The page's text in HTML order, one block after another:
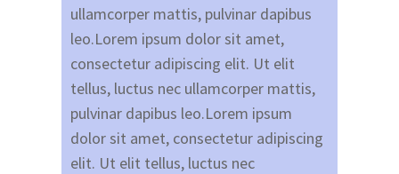
ullamcorper mattis, pulvinar dapibus
leo.Lorem ipsum dolor sit amet,
consectetur adipiscing elit. Ut elit
tellus, luctus nec ullamcorper mattis,
pulvinar dapibus leo.Lorem ipsum
dolor sit amet, consectetur adipiscing
elit. Ut elit tellus, luctus nec